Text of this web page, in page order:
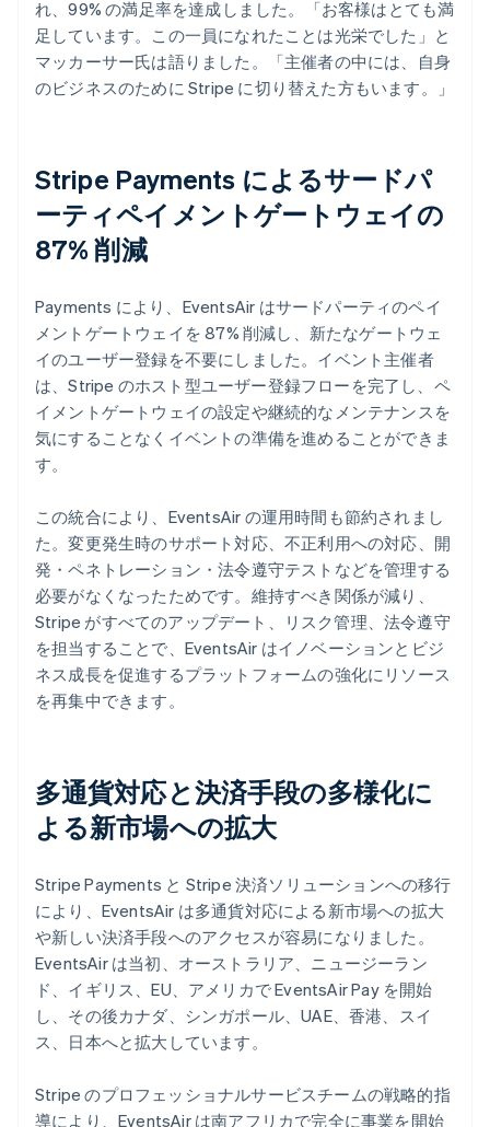
れ、99% の満足率を達成しました。「お客様はとても満
足しています。この一員になれたことは光栄でした」と
マッカーサー氏は語りました。「主催者の中には、自身
のビジネスのために Stripe に切り替えた方もいます。」
Stripe Payments によるサードパ
ーティペイメントゲートウェイの
87% 削減
Payments により、EventsAir はサードパーティのペイ
メントゲートウェイを 87% 削減し、新たなゲートウェ
イのユーザー登録を不要にしました。イベント主催者
は、Stripe のホスト型ユーザー登録フローを完了し、ペ
イメントゲートウェイの設定や継続的なメンテナンスを
気にすることなくイベントの準備を進めることができま
す。
この統合により、EventsAir の運用時間も節約されまし
た。変更発生時のサポート対応、不正利用への対応、開
発・ペネトレーション・法令遵守テストなどを管理する
必要がなくなったためです。維持すべき関係が減り、
Stripe がすべてのアップデート、リスク管理、法令遵守
を担当することで、EventsAir はイノベーションとビジ
ネス成長を促進するプラットフォームの強化にリソース
を再集中できます。
多通貨対応と決済手段の多様化に
よる新市場への拡大
Stripe Payments と Stripe 決済ソリューションへの移行
により、EventsAir は多通貨対応による新市場への拡大
や新しい決済手段へのアクセスが容易になりました。
EventsAir は当初、オーストラリア、ニュージーラン
ド、イギリス、EU、アメリカで EventsAir Pay を開始
し、その後カナダ、シンガポール、UAE、香港、スイ
ス、日本へと拡大しています。
Stripe のプロフェッショナルサービスチームの戦略的指
導により、EventsAir は南アフリカで完全に事業を開始